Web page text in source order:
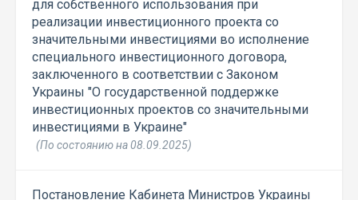
для собственного использования при
реализации инвестиционного проекта со
значительными инвестициями во исполнение
специального инвестиционного договора,
заключенного в соответствии с Законом
Украины "О государственной поддержке
инвестиционных проектов со значительными
инвестициями в Украине"
(По состоянию на 08.09.2025)
Постановление Кабинета Министров Украины